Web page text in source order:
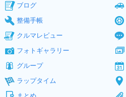
ブログ
整備手帳
クルマレビュー
フォトギャラリー
グループ
ラップタイム